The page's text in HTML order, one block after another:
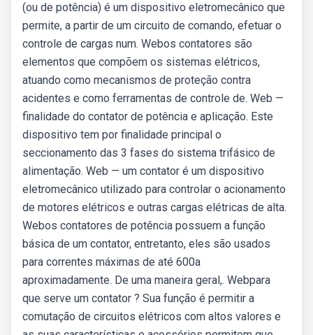
(ou de potência) é um dispositivo eletromecânico que
permite, a partir de um circuito de comando, efetuar o
controle de cargas num. Webos contatores são
elementos que compõem os sistemas elétricos,
atuando como mecanismos de proteção contra
acidentes e como ferramentas de controle de. Web —
finalidade do contator de potência e aplicação. Este
dispositivo tem por finalidade principal o
seccionamento das 3 fases do sistema trifásico de
alimentação. Web — um contator é um dispositivo
eletromecânico utilizado para controlar o acionamento
de motores elétricos e outras cargas elétricas de alta.
Webos contatores de potência possuem a função
básica de um contator, entretanto, eles são usados
para correntes máximas de até 600a
aproximadamente. De uma maneira geral,. Webpara
que serve um contator ? Sua função é permitir a
comutação de circuitos elétricos com altos valores e